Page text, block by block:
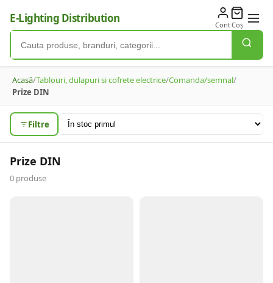
E-Lighting Distribution ContCoș
Acasă/Tablouri, dulapuri si cofrete electrice/Comanda/semnal/
Prize DIN
Filtre
Prize DIN
0 produse